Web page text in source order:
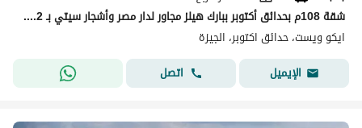
شقة 108م بحدائق أكتوبر ببارك هيلز مجاور لدار مصر وأشجار سيتي بـ 2.2 مليون، مقدم 500 ألف وقسط 5 سنوات بدون فوائد، استلام نصف تشطيب خلال سنتين ونصف
ايكو ويست، حدائق اكتوبر، الجيزة
الإيميل
اتصل